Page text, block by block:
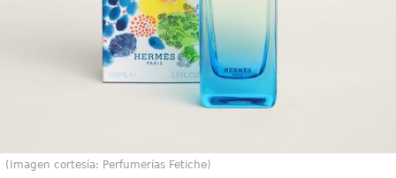
(Imagen cortesía: Perfumerías Fetiche)